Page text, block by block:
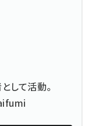
して活動。